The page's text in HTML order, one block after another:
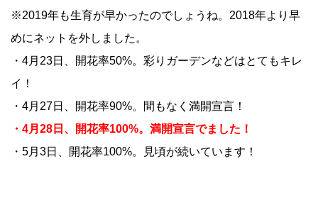
※2019年も生育が早かったのでしょうね。2018年より早
めにネットを外しました。
・4月23日、開花率50%。彩りガーデンなどはとてもキレ
イ！
・4月27日、開花率90%。間もなく満開宣言！
・4月28日、開花率100%。満開宣言でました！
・5月3日、開花率100%。見頃が続いています！